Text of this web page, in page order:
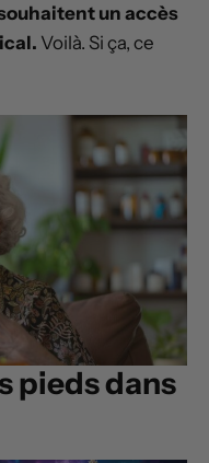
un accès
Voilà. Si ça, ce
pieds dans